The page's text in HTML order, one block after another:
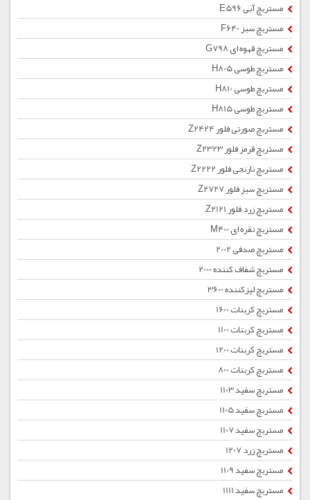
مستربچ آبی E596
مستربچ سبز F640
مستربچ قهوه ای G798
مستربچ طوسی H805
مستربچ طوسی H810
مستربچ طوسی H815
مستربچ صورتی فلور Z2424
مستربچ قرمز فلور Z2323
مستربچ نارنجی فلور Z2222
مستربچ سبز فلور Z2727
مستربچ زرد فلور Z2121
مستربچ نقره ای M400
مستربچ صدفی 2002
مستربچ شفاف کننده 2000
مستربچ لیزکننده 3600
مستربچ کربنات 1600
مستربچ کربنات 1100
مستربچ کربنات 1200
مستربچ کربنات 800
مستربچ سفید 1103
مستربچ سفید 1105
مستربچ سفید 1107
مستربچ زرد 1207
مستربچ سفید 1109
مستربچ سفید 1111